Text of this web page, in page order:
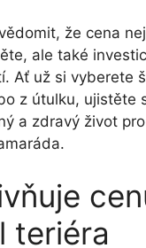
že cena
ale také
Ať už si vyberete
z útulku, ujistěte
a zdravý život
teriéra